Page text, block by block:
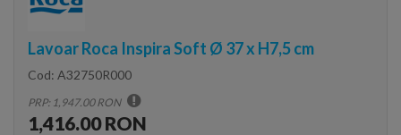
Lavoar Roca Inspira Soft Ø 37 x H7,5 cm
Cod: A32750R000
PRP: 1,947.00 RON
1,416.00 RON